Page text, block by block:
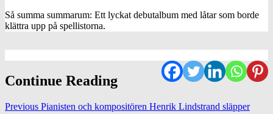
Så summa summarum: Ett lyckat debutalbum med låtar som borde
klättra upp på spellistorna.
Continue Reading
Previous Pianisten och kompositören Henrik Lindstrand släpper